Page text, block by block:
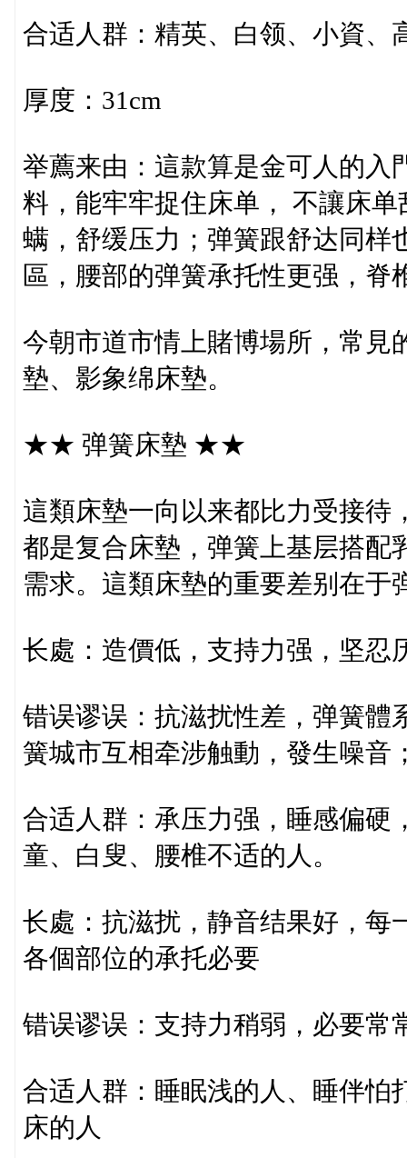
合适人群：精英、白领、小資、
厚度：31cm
举薦来由：這款算是金可人的入
料，能牢牢捉住床单， 不讓床
螨，舒缓压力；弹簧跟舒达同样
區，腰部的弹簧承托性更强，脊
今朝市道市情上賭博場所，常見
墊、影象绵床墊。
★★ 弹簧床墊 ★★
這類床墊一向以来都比力受接待
都是复合床墊，弹簧上基层搭配
需求。這類床墊的重要差别在于
长處：造價低，支持力强，坚忍
错误谬误：抗滋扰性差，弹簧體
簧城市互相牵涉触動，發生噪音
合适人群：承压力强，睡感偏硬
童、白叟、腰椎不适的人。
长處：抗滋扰，静音结果好，每
各個部位的承托必要
错误谬误：支持力稍弱，必要常
合适人群：睡眠浅的人、睡伴怕
床的人